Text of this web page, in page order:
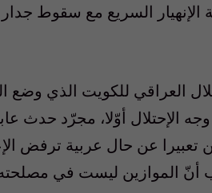
السريع مع سقوط
العراقي للكويت الذي
الإحتلال أوّلا، مجرّد حدث
تعبيرا عن حال عربية ترفض
الموازين ليست في مصلحته